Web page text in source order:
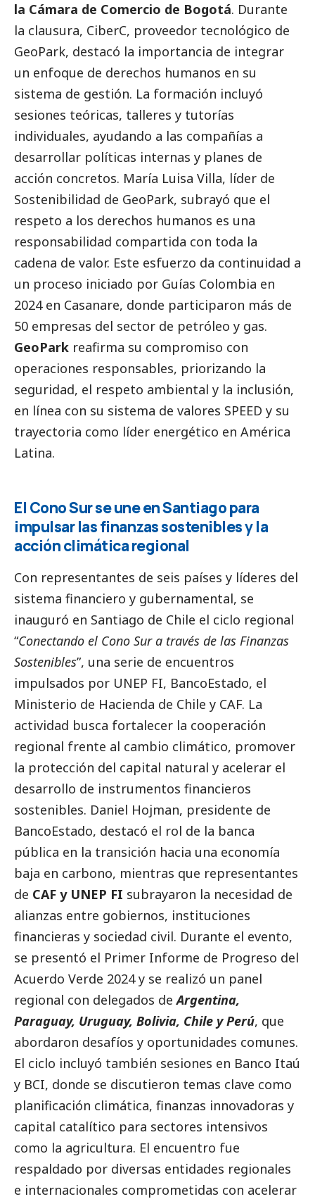
la Cámara de Comercio de Bogotá. Durante
la clausura, CiberC, proveedor tecnológico de
GeoPark, destacó la importancia de integrar
un enfoque de derechos humanos en su
sistema de gestión. La formación incluyó
sesiones teóricas, talleres y tutorías
individuales, ayudando a las compañías a
desarrollar políticas internas y planes de
acción concretos. María Luisa Villa, líder de
Sostenibilidad de GeoPark, subrayó que el
respeto a los derechos humanos es una
responsabilidad compartida con toda la
cadena de valor. Este esfuerzo da continuidad a
un proceso iniciado por Guías Colombia en
2024 en Casanare, donde participaron más de
50 empresas del sector de petróleo y gas.
GeoPark reafirma su compromiso con
operaciones responsables, priorizando la
seguridad, el respeto ambiental y la inclusión,
en línea con su sistema de valores SPEED y su
trayectoria como líder energético en América
Latina.
El Cono Sur se une en Santiago para
impulsar las finanzas sostenibles y la
acción climática regional
Con representantes de seis países y líderes del
sistema financiero y gubernamental, se
inauguró en Santiago de Chile el ciclo regional
“Conectando el Cono Sur a través de las Finanzas
Sostenibles”, una serie de encuentros
impulsados por UNEP FI, BancoEstado, el
Ministerio de Hacienda de Chile y CAF. La
actividad busca fortalecer la cooperación
regional frente al cambio climático, promover
la protección del capital natural y acelerar el
desarrollo de instrumentos financieros
sostenibles. Daniel Hojman, presidente de
BancoEstado, destacó el rol de la banca
pública en la transición hacia una economía
baja en carbono, mientras que representantes
de CAF y UNEP FI subrayaron la necesidad de
alianzas entre gobiernos, instituciones
financieras y sociedad civil. Durante el evento,
se presentó el Primer Informe de Progreso del
Acuerdo Verde 2024 y se realizó un panel
regional con delegados de Argentina,
Paraguay, Uruguay, Bolivia, Chile y Perú, que
abordaron desafíos y oportunidades comunes.
El ciclo incluyó también sesiones en Banco Itaú
y BCI, donde se discutieron temas clave como
planificación climática, finanzas innovadoras y
capital catalítico para sectores intensivos
como la agricultura. El encuentro fue
respaldado por diversas entidades regionales
e internacionales comprometidas con acelerar